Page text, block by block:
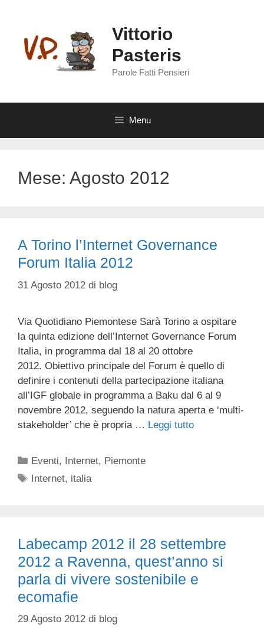
contenuto
Vittorio
Pasteris
Parole Fatti Pensieri
Menu
Mese: Agosto 2012
A Torino l’Internet Governance
Forum Italia 2012
31 Agosto 2012 di blog
Via Quotidiano Piemontese Sarà Torino a ospitare
la quinta edizione dell’Internet Governance Forum
Italia, in programma dal 18 al 20 ottobre
2012. Obiettivo principale del Forum è quello di
definire i contenuti della partecipazione italiana
all’IGF globale in programma a Baku dal 6 al 9
novembre 2012, seguendo la natura aperta e ‘multi-
stakeholder’ che è propria … Leggi tutto
Categorie
Eventi, Internet, Piemonte
Tag
Internet, italia
Labecamp 2012 il 28 settembre
2012 a Ravenna, quest’anno si
parla di vivere sostenibile e
ecomafie
29 Agosto 2012 di blog